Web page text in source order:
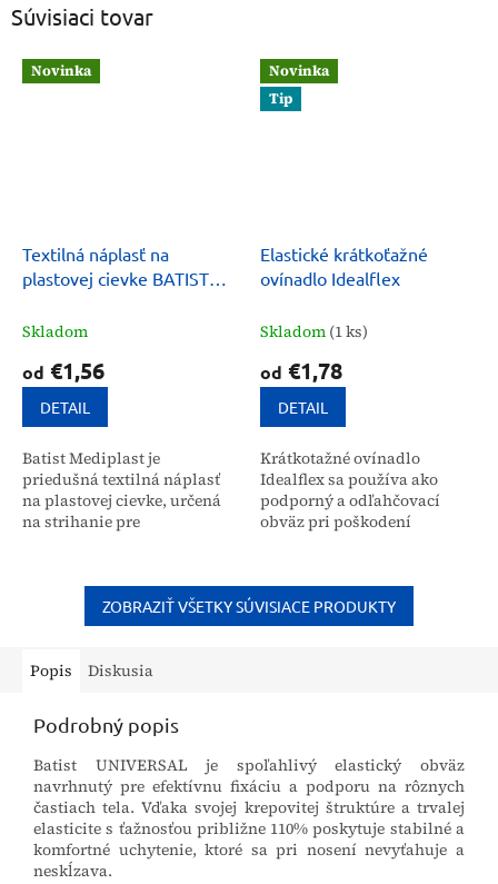
Súvisiaci tovar
Novinka
Textilná náplasť na
plastovej cievke BATIST
Skladom
od €1,56
DETAIL
Batist Mediplast je
priedušná textilná náplasť
na plastovej cievke, určená
na strihanie pre
telovou farbou poskytuje
spoľahlivú...
Novinka
Tip
Elastické krátkoťažné
ovínadlo Idealflex
Skladom (1 ks)
od €1,78
DETAIL
Krátkotažné ovínadlo
Idealflex sa používa ako
podporný a odľahčovací
obväz pri poškodení
bandáž a na pripevnenie
dláh.
ZOBRAZIŤ VŠETKY SÚVISIACE PRODUKTY
Popis Diskusia
Podrobný popis
Batist UNIVERSAL je spoľahlivý elastický obväz
navrhnutý pre efektívnu fixáciu a podporu na rôznych
častiach tela. Vďaka svojej krepovitej štruktúre a trvalej
elasticite s ťažnosťou približne 110% poskytuje stabilné a
komfortné uchytenie, ktoré sa pri nosení nevyťahuje a
neskĺzava.